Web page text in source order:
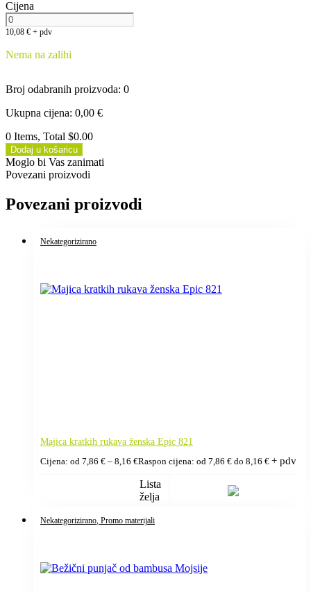
Cijena
10,08 € + pdv
Nema na zalihi
Broj odabranih proizvoda: 0
Ukupna cijena: 0,00 €
0 Items, Total $0.00
Dodaj u košaricu
Moglo bi Vas zanimati
Povezani proizvodi
Povezani proizvodi
Nekategorizirano
Majica kratkih rukava ženska Epic 821
Cijena: od 7,86 € – 8,16 €Raspon cijena: od 7,86 € do 8,16 € + pdv
Lista
želja
Nekategorizirano , Promo materijali